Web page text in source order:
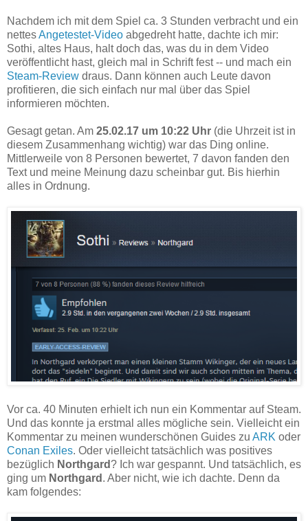
Nachdem ich mit dem Spiel ca. 3 Stunden verbracht und ein
nettesAngetestet-Video abgedreht hatte, dachte ich mir:
Sothi, altes Haus, halt doch das, was du in dem Video
veröffentlicht hast, gleich mal in Schrift fest -- und mach ein
Steam-Review draus. Dann können auch Leute davon
profitieren, die sich einfach nur mal über das Spiel
informieren möchten.
Gesagt getan. Am 25.02.17 um 10:22 Uhr (die Uhrzeit ist in
diesem Zusammenhang wichtig) war das Ding online.
Mittlerweile von 8 Personen bewertet, 7 davon fanden den
Text und meine Meinung dazu scheinbar gut. Bis hierhin
alles in Ordnung.
Vor ca. 40 Minuten erhielt ich nun ein Kommentar auf Steam.
Und das konnte ja erstmal alles mögliche sein. Vielleicht ein
Kommentar zu meinen wunderschönen Guides zu ARK oder
Conan Exiles. Oder vielleicht tatsächlich was positives
bezüglich Northgard ? Ich war gespannt. Und tatsächlich, es
ging um Northgard . Aber nicht, wie ich dachte. Denn da
kam folgendes: